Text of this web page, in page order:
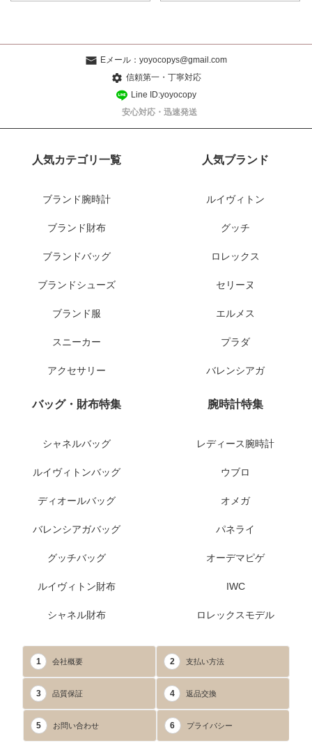
Eメール： yoyocopys@gmail.com
信頼第一・丁寧対応
Line ID:yoyocopy
安心対応・迅速発送
人気カテゴリ一覧
ブランド腕時計
ブランド財布
ブランドバッグ
ブランドシューズ
ブランド服
スニーカー
アクセサリー
人気ブランド
ルイヴィトン
グッチ
ロレックス
セリーヌ
エルメス
プラダ
バレンシアガ
バッグ・財布特集
シャネルバッグ
ルイヴィトンバッグ
ディオールバッグ
バレンシアガバッグ
グッチバッグ
ルイヴィトン財布
シャネル財布
腕時計特集
レディース腕時計
ウブロ
オメガ
パネライ
オーデマピゲ
IWC
ロレックスモデル
1 会社概要 2 支払い方法
3 品質保証 4 返品交換
5 お問い合わせ 6 プライバシー